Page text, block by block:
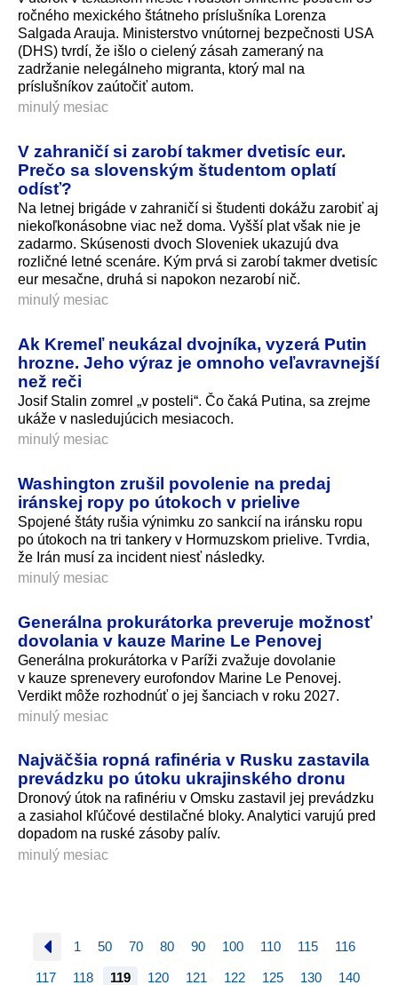
ročného mexického štátneho príslušníka Lorenza
Salgada Arauja. Ministerstvo vnútornej bezpečnosti USA
(DHS) tvrdí, že išlo o cielený zásah zameraný na
zadržanie nelegálneho migranta, ktorý mal na
príslušníkov zaútočiť autom.
minulý mesiac
V zahraničí si zarobí takmer dvetisíc eur.
Prečo sa slovenským študentom oplatí
odísť?
Na letnej brigáde v zahraničí si študenti dokážu zarobiť aj
niekoľkonásobne viac než doma. Vyšší plat však nie je
zadarmo. Skúsenosti dvoch Sloveniek ukazujú dva
rozličné letné scenáre. Kým prvá si zarobí takmer dvetisíc
eur mesačne, druhá si napokon nezarobí nič.
minulý mesiac
Ak Kremeľ neukázal dvojníka, vyzerá Putin
hrozne. Jeho výraz je omnoho veľavravnejší
než reči
Josif Stalin zomrel „v posteli“. Čo čaká Putina, sa zrejme
ukáže v nasledujúcich mesiacoch.
minulý mesiac
Washington zrušil povolenie na predaj
iránskej ropy po útokoch v prielive
Spojené štáty rušia výnimku zo sankcií na iránsku ropu
po útokoch na tri tankery v Hormuzskom prielive. Tvrdia,
že Irán musí za incident niesť následky.
minulý mesiac
Generálna prokurátorka preveruje možnosť
dovolania v kauze Marine Le Penovej
Generálna prokurátorka v Paríži zvažuje dovolanie
v kauze sprenevery eurofondov Marine Le Penovej.
Verdikt môže rozhodnúť o jej šanciach v roku 2027.
minulý mesiac
Najväčšia ropná rafinéria v Rusku zastavila
prevádzku po útoku ukrajinského dronu
Dronový útok na rafinériu v Omsku zastavil jej prevádzku
a zasiahol kľúčové destilačné bloky. Analytici varujú pred
dopadom na ruské zásoby palív.
minulý mesiac
1 50 70 80 90 100 110 115 116
117 118 119 120 121 122 125 130
140